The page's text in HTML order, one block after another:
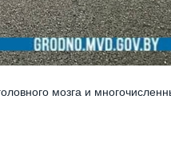
мозга и